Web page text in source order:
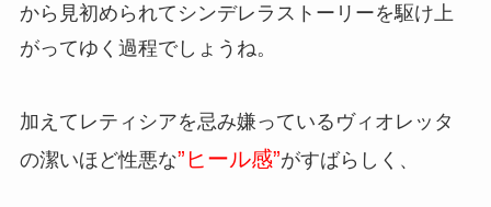
から見初められてシンデレラストーリーを駆け上
がってゆく過程でしょうね。
加えてレティシアを忌み嫌っているヴィオレッタ
の潔いほど性悪な”ヒール感”がすばらしく、